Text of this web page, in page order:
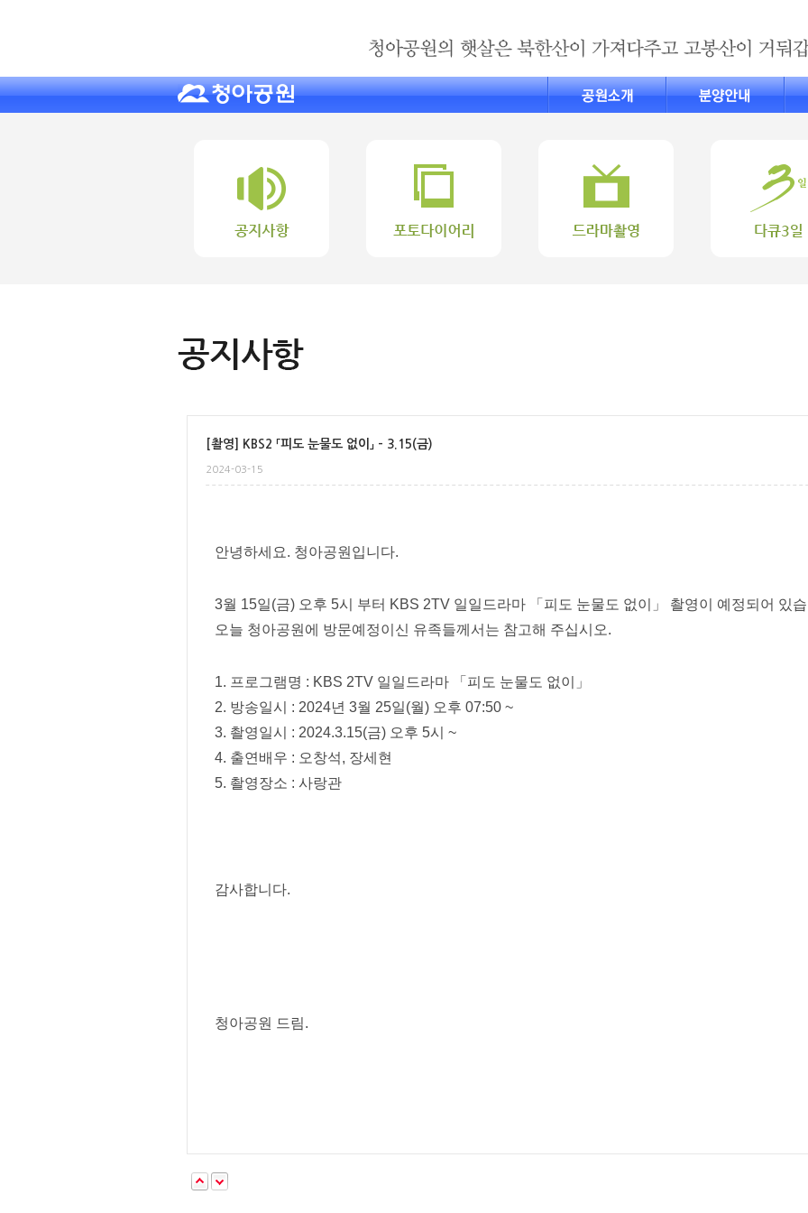
[촬영] KBS2 「피도 눈물도 없이」 - 3.15(금)
2024-03-15
안녕하세요. 청아공원입니다.
3월 15일(금) 오후 5시 부터 KBS 2TV 일일드라마 「피도 눈물도 없이」 촬영이 예정되어 있
오늘 청아공원에 방문예정이신 유족들께서는 참고해 주십시오.
1. 프로그램명 : KBS 2TV 일일드라마 「피도 눈물도 없이」
2. 방송일시 : 2024년 3월 25일(월) 오후 07:50 ~
3. 촬영일시 : 2024.3.15(금) 오후 5시 ~
4. 출연배우 : 오창석, 장세현
5. 촬영장소 : 사랑관
감사합니다.
청아공원 드림.